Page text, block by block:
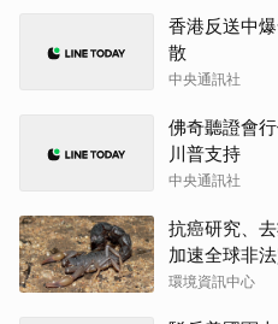
香港反送中
散
中央通訊社
佛奇聽證會
川普支持
中央通訊社
抗癌研究、
加速全球非
環境資訊中心